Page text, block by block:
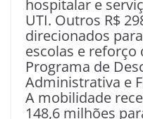
hospitalar e
UTI. Outros R$
direcionados
escolas e reforço
Programa de
Administrativa e
A mobilidade
148,6 milhões